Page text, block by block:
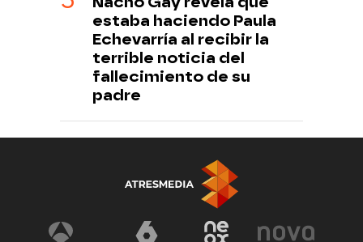
estaba haciendo Paula
Echevarría al recibir la
terrible noticia del
fallecimiento de su
padre